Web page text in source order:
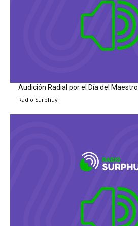
Audición Radial por el Día del Maestro
Radio Surphuy